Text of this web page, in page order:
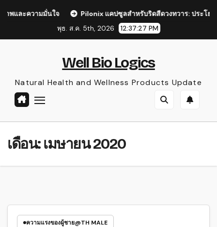
และความมั่นใจ
Pilonix แคปซูลสำหรับริดสีดวงทวาร: ประโยชน์
พุธ. ส.ค. 5th, 2026
12:37:27 PM
Well Bio Logics
Natural Health and Wellness Products Update
เดือน:เมษายน 2020
ความแรงของผู้ชาย@TH MALE